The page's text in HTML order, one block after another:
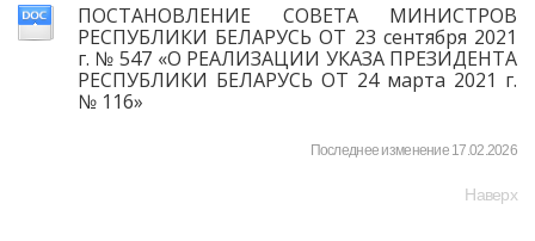
ПОСТАНОВЛЕНИЕ СОВЕТА МИНИСТРОВ
РЕСПУБЛИКИ БЕЛАРУСЬ ОТ 23 сентября 2021
г. № 547 «О РЕАЛИЗАЦИИ УКАЗА ПРЕЗИДЕНТА
РЕСПУБЛИКИ БЕЛАРУСЬ ОТ 24 марта 2021 г.
№ 116»
Последнее изменение 17.02.2026
Наверх